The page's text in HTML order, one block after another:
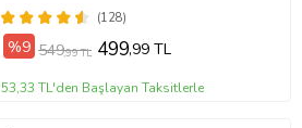
(128)
%9 549,99 TL 499,99 TL
53,33 TL'den Başlayan Taksitlerle